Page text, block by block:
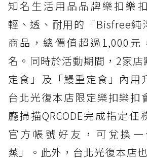
知名生活用品品牌樂扣樂
輕、透、耐用的「Bisfree純
商品，總價值超過1,000元
名。同時於活動期間，2家
定食」及「鰻重定食」內用
台北光復本店限定樂扣樂扣
廳掃描QRCODE完成指定任
官方帳號好友，可兌換
蒸」。此外，台北光復本店